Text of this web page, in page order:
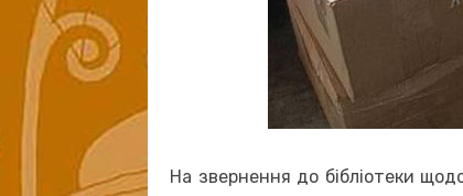
На звернення до бібліотеки